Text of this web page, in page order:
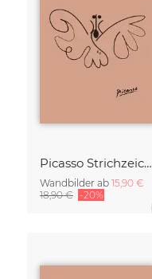
Picasso Strichzeichnung - Schmetterling Terracotta
Wandbilder ab 15,90 €
18,90 € -20%